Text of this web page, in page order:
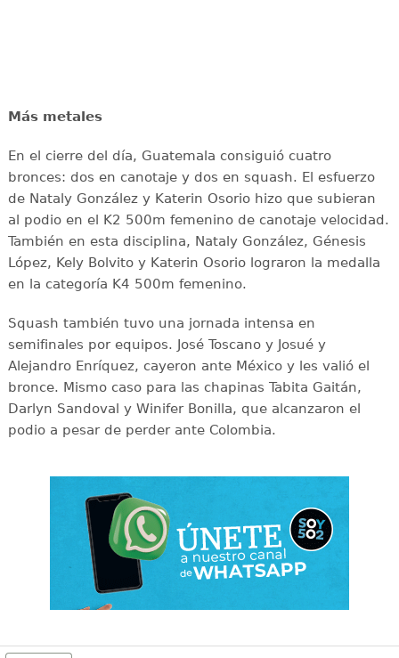
Más metales
En el cierre del día, Guatemala consiguió cuatro
bronces: dos en canotaje y dos en squash. El esfuerzo
de Nataly González y Katerin Osorio hizo que subieran
al podio en el K2 500m femenino de canotaje velocidad.
También en esta disciplina, Nataly González, Génesis
López, Kely Bolvito y Katerin Osorio lograron la medalla
en la categoría K4 500m femenino.
Squash también tuvo una jornada intensa en
semifinales por equipos. José Toscano y Josué y
Alejandro Enríquez, cayeron ante México y les valió el
bronce. Mismo caso para las chapinas Tabita Gaitán,
Darlyn Sandoval y Winifer Bonilla, que alcanzaron el
podio a pesar de perder ante Colombia.